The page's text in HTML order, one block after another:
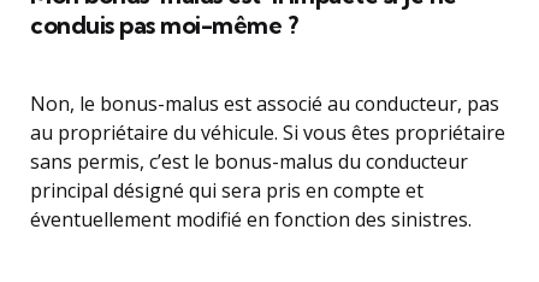
conduis pas moi-même ?
Non, le bonus-malus est associé au conducteur, pas
au propriétaire du véhicule. Si vous êtes propriétaire
sans permis, c’est le bonus-malus du conducteur
principal désigné qui sera pris en compte et
éventuellement modifié en fonction des sinistres.